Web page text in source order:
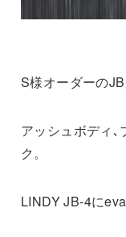
S様オーダーのJB
アッシュボディ､
ク。
LINDY JB-4に